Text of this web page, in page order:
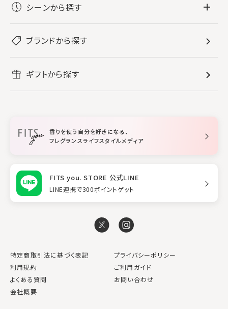
レディース香水
メンズ香水
ボディミスト・スプレー
バス・ボディケア
すべてのバス・ボディケア
ボディ・ハンドクリーム
入浴剤
ホームフレグランス
ルームフレグランス
スタイリング
シーンから探す
リフレッシュしたい
ブランドから探す
ギフトから探す
香りを使う自分を好きになる、
フレグランスライフスタイルメディア
FITS you. STORE 公式LINE
LINE連携で300ポイントゲット
特定商取引法に基づく表記
プライバシーポリシー
利用規約
ご利用ガイド
よくある質問
お問い合わせ
会社概要